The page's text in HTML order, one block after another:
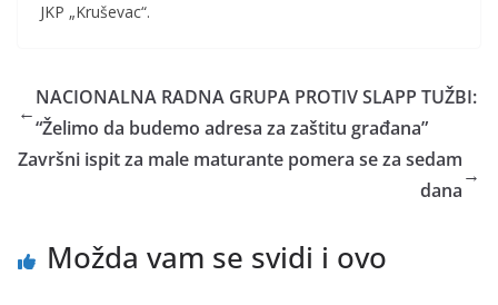
JKP „Kruševac“.
←
NACIONALNA RADNA GRUPA PROTIV SLAPP TUŽBI:
“Želimo da budemo adresa za zaštitu građana”
Završni ispit za male maturante pomera se za sedam
dana
→
Možda vam se svidi i ovo